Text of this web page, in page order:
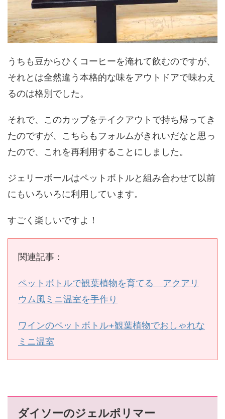
うちも豆からひくコーヒーを淹れて飲むのですが、
それとは全然違う本格的な味をアウトドアで味わえ
るのは格別でした。
それで、このカップをテイクアウトで持ち帰ってき
たのですが、こちらもフォルムがきれいだなと思っ
たので、これを再利用することにしました。
ジェリーボールはペットボトルと組み合わせて以前
にもいろいろに利用しています。
すごく楽しいですよ！
関連記事：
ペットボトルで観葉植物を育てる アクアリ
ウム風ミニ温室を手作り
ワインのペットボトル+観葉植物でおしゃれな
ミニ温室
ダイソーのジェルポリマー